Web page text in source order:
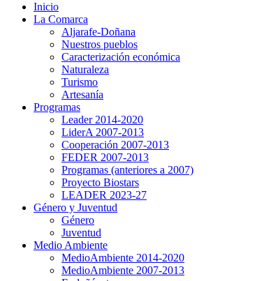
Inicio
La Comarca
Aljarafe-Doñana
Nuestros pueblos
Caracterización económica
Naturaleza
Turismo
Artesanía
Programas
Leader 2014-2020
LiderA 2007-2013
Cooperación 2007-2013
FEDER 2007-2013
Programas (anteriores a 2007)
Proyecto Biostars
LEADER 2023-27
Género y Juventud
Género
Juventud
Medio Ambiente
MedioAmbiente 2014-2020
MedioAmbiente 2007-2013